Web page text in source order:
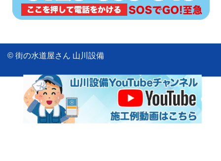
© 街の水道屋さん 山川設備